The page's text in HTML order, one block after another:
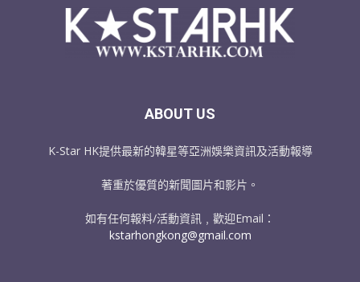
ABOUT US
K-Star HK提供最新的韓星等亞洲娛樂資訊及活動報導
著重於優質的新聞圖片和影片。
如有任何報料/活動資訊﹐歡迎Email：
kstarhongkong@gmail.com